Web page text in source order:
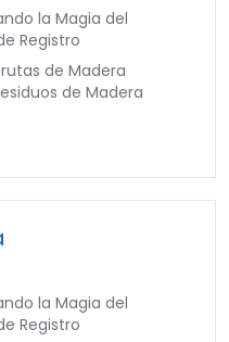
la Magia del
Registro
de Madera
de Madera
la Magia del
Registro